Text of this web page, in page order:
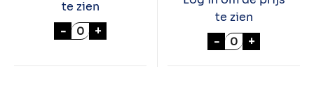
te zien
- VANA TALLINN 50cl aantal
+
te zien
- MARTELL
+